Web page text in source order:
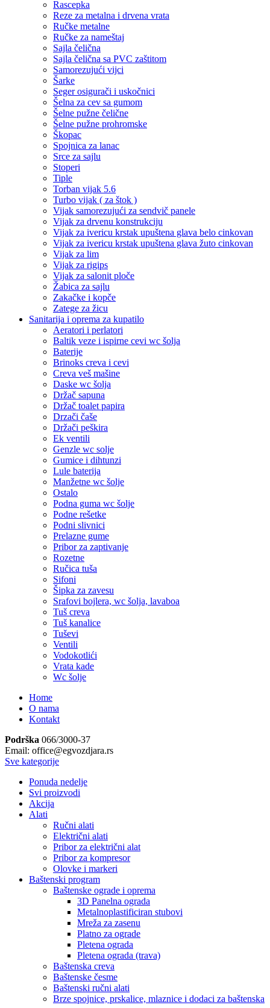
Rascepka
Reze za metalna i drvena vrata
Ručke metalne
Ručke za nameštaj
Sajla čelična
Sajla čelična sa PVC zaštitom
Samorezujući vijci
Šarke
Seger osigurači i uskočnici
Šelna za cev sa gumom
Šelne pužne čelične
Šelne pužne prohromske
Škopac
Spojnica za lanac
Srce za sajlu
Stoperi
Tiple
Torban vijak 5.6
Turbo vijak ( za štok )
Vijak samorezujući za sendvič panele
Vijak za drvenu konstrukciju
Vijak za ivericu krstak upuštena glava belo cinkovan
Vijak za ivericu krstak upuštena glava žuto cinkovan
Vijak za lim
Vijak za rigips
Vijak za salonit ploče
Žabica za sajlu
Zakačke i kopče
Zatege za žicu
Sanitarija i oprema za kupatilo
Aeratori i perlatori
Baltik veze i ispirne cevi wc šolja
Baterije
Brinoks creva i cevi
Creva veš mašine
Daske wc šolja
Držač sapuna
Držač toalet papira
Drzači čaše
Držači peškira
Ek ventili
Genzle wc solje
Gumice i dihtunzi
Lule baterija
Manžetne wc šolje
Ostalo
Podna guma wc šolje
Podne rešetke
Podni slivnici
Prelazne gume
Pribor za zaptivanje
Rozetne
Ručica tuša
Sifoni
Šipka za zavesu
Srafovi bojlera, wc šolja, lavaboa
Tuš creva
Tuš kanalice
Tuševi
Ventili
Vodokotlići
Vrata kade
Wc šolje
Home
O nama
Kontakt
Podrška 066/3000-37
Email: office@egvozdjara.rs
Sve kategorije
Ponuda nedelje
Svi proizvodi
Akcija
Alati
Ručni alati
Električni alati
Pribor za električni alat
Pribor za kompresor
Olovke i markeri
Baštenski program
Baštenske ograde i oprema
3D Panelna ograda
Metalnoplastificiran stubovi
Mreža za zasenu
Platno za ograde
Pletena ograda
Pletena ograda (trava)
Baštenska creva
Baštenske česme
Baštenski ručni alati
Brze spojnice, prskalice, mlaznice i dodaci za baštenska